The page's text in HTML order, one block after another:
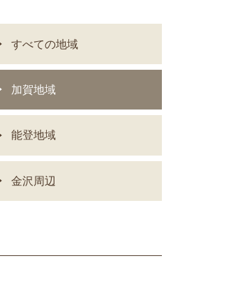
すべての地域
加賀地域
能登地域
金沢周辺